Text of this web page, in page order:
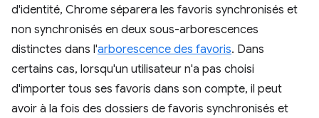
d'identité, Chrome séparera les favoris synchronisés et
non synchronisés en deux sous-arborescences
distinctes dans l'arborescence des favoris. Dans
certains cas, lorsqu'un utilisateur n'a pas choisi
d'importer tous ses favoris dans son compte, il peut
avoir à la fois des dossiers de favoris synchronisés et